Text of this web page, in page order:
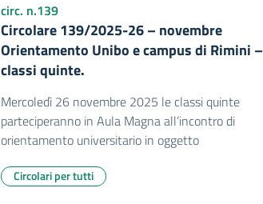
circ. n.139
Circolare 139/2025-26 – novembre
Orientamento Unibo e campus di Rimini –
classi quinte.
Mercoledì 26 novembre 2025 le classi quinte
parteciperanno in Aula Magna all’incontro di
orientamento universitario in oggetto
Circolari per tutti